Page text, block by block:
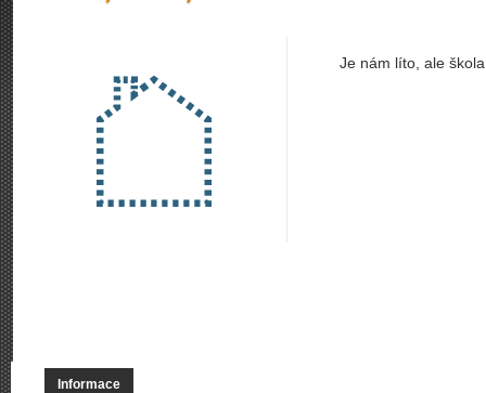
Je nám líto, ale
Informace